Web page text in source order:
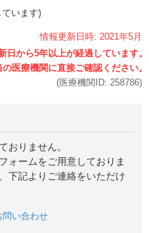
います)
情報更新日時: 2021年5月
(医療機関ID: 258786)
おりません。
ォームをご用意しておりま
下記よりご連絡をいただけ
問い合わせ